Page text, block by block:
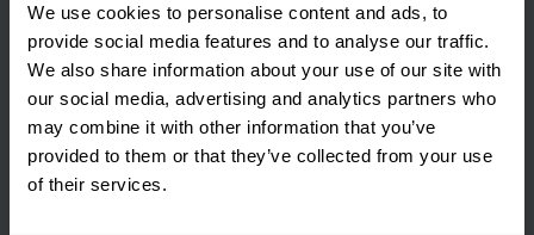
We use cookies to personalise content and ads, to
provide social media features and to analyse our traffic.
We also share information about your use of our site with
our social media, advertising and analytics partners who
may combine it with other information that you’ve
provided to them or that they’ve collected from your use
of their services.
Solicitar cita previa